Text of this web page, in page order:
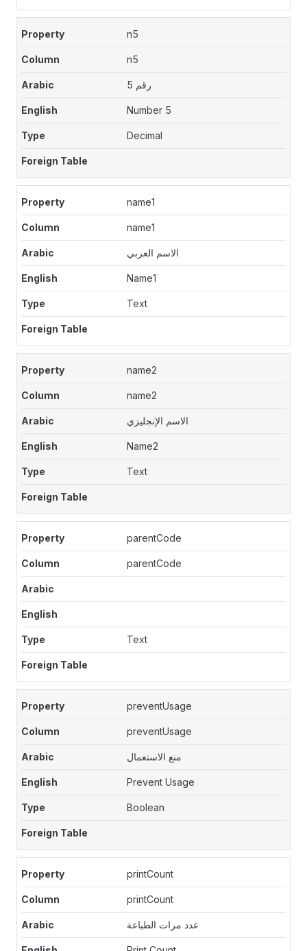
n5
n5
رقم 5
Number 5
Decimal
name1
name1
الاسم العربي
Name1
Text
name2
name2
الاسم الإنجليزي
Name2
Text
parentCode
parentCode
Text
preventUsage
preventUsage
منع الاستعمال
Prevent Usage
Boolean
printCount
printCount
عدد مرات الطباعة